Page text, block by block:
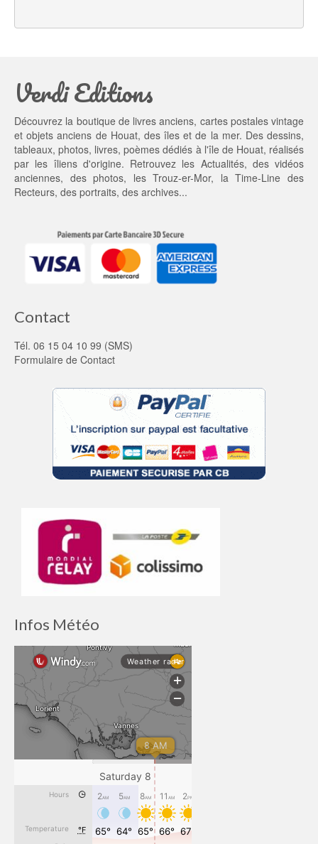
é
t :
5,
0
0 €.
s
Verdi Editions
Découvrez la boutique de livres anciens, cartes postales vintage
et objets anciens de Houat, des îles et de la mer. Des dessins,
tableaux, photos, livres, poèmes dédiés à l'île de Houat, réalisés
par les îliens d'origine. Retrouvez les Actualités, des vidéos
anciennes, desphotos, lesTrouz-er-Mor, laTime-Line des
Recteurs, des portraits, des archives...
Contact
Tél. 06 15 04 10 99 (SMS)
Formulaire de Contact
Infos Météo